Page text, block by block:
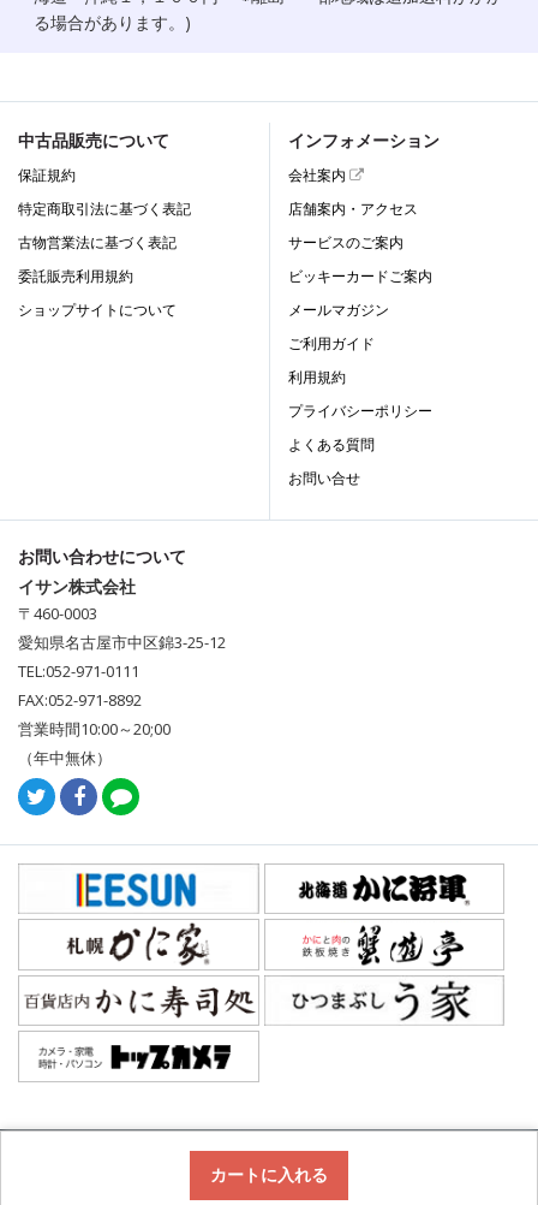
る場合があります。)
中古品販売について
保証規約
特定商取引法に基づく表記
古物営業法に基づく表記
委託販売利用規約
ショップサイトについて
インフォメーション
会社案内
店舗案内・アクセス
サービスのご案内
ビッキーカードご案内
メールマガジン
ご利用ガイド
利用規約
プライバシーポリシー
よくある質問
お問い合せ
お問い合わせについて
イサン株式会社
〒460-0003
愛知県名古屋市中区錦3-25-12
TEL:052-971-0111
FAX:052-971-8892
営業時間10:00～20;00
（年中無休）
Copyright © topcamera. All Rights Reserved.
イサン株式会社 愛知県公安委員会許可 第541160402300号
カートに入れる